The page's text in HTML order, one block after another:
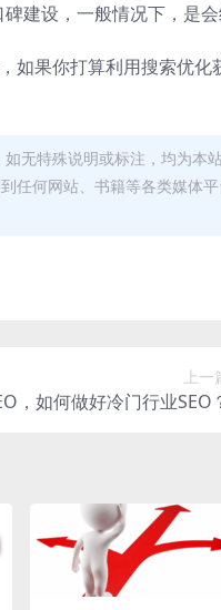
建设，一般情况下，是会
如果你打算利用搜索优
无特殊说明或标注，均为本
任何网站、书籍等各类媒体
上一
，如何做好冷门行业SEO